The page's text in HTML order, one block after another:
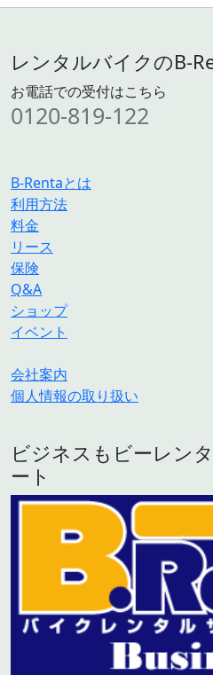
レンタルバイクのB-
お電話での受付はこちら
0120-819-122
B-Rentaとは
利用方法
料金
リース
保険
Q&A
ショップ
イベント
会社案内
個人情報の取り扱い
ビジネスもビーレン
ート